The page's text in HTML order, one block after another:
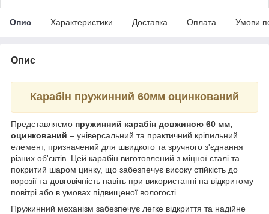
Опис Характеристики Доставка Оплата Умови
Опис
Карабін пружинний 60мм оцинкований
Представляємо пружинний карабін довжиною 60 мм,
оцинкований – універсальний та практичний кріпильний
елемент, призначений для швидкого та зручного з'єднання
різних об'єктів. Цей карабін виготовлений з міцної сталі та
покритий шаром цинку, що забезпечує високу стійкість до
корозії та довговічність навіть при використанні на відкритому
повітрі або в умовах підвищеної вологості.
Пружинний механізм забезпечує легке відкриття та надійне